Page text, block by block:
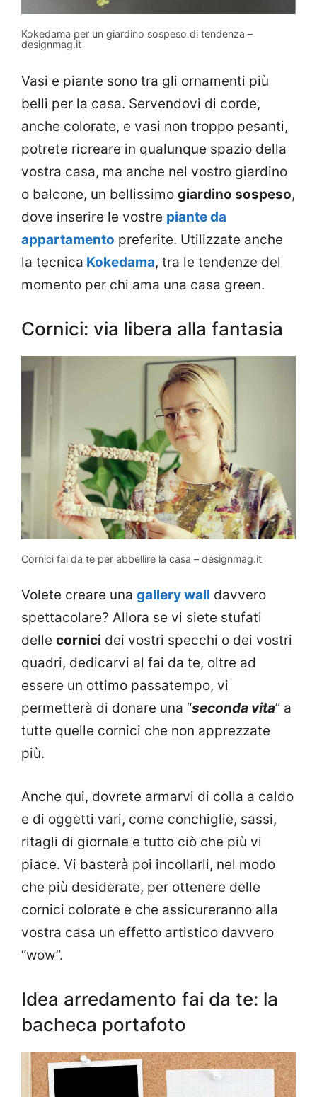
Kokedama per un giardino sospeso di tendenza –
designmag.it
Vasi e piante sono tra gli ornamenti più
belli per la casa. Servendovi di corde,
anche colorate, e vasi non troppo pesanti,
potrete ricreare in qualunque spazio della
vostra casa, ma anche nel vostro giardino
o balcone, un bellissimo giardino sospeso,
dove inserire le vostre piante da
appartamento preferite. Utilizzate anche
la tecnica Kokedama, tra le tendenze del
momento per chi ama una casa green.
Cornici: via libera alla fantasia
Cornici fai da te per abbellire la casa – designmag.it
Volete creare una gallery wall davvero
spettacolare? Allora se vi siete stufati
delle cornici dei vostri specchi o dei vostri
quadri, dedicarvi al fai da te, oltre ad
essere un ottimo passatempo, vi
permetterà di donare una “seconda vita” a
tutte quelle cornici che non apprezzate
più.
Anche qui, dovrete armarvi di colla a caldo
e di oggetti vari, come conchiglie, sassi,
ritagli di giornale e tutto ciò che più vi
piace. Vi basterà poi incollarli, nel modo
che più desiderate, per ottenere delle
cornici colorate e che assicureranno alla
vostra casa un effetto artistico davvero
“wow”.
Idea arredamento fai da te: la
bacheca portafoto